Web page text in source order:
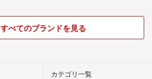
すべてのブランドを見る
カテゴリ一覧